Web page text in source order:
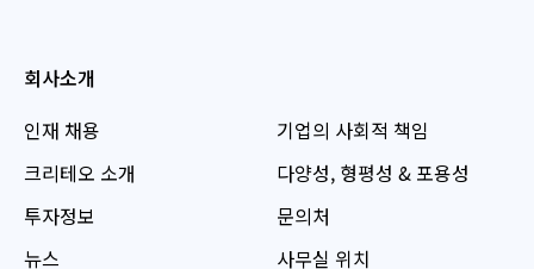
회사소개
인재 채용
크리테오 소개
투자정보
뉴스
기업의 사회적 책임
다양성, 형평성 & 포용성
문의처
사무실 위치